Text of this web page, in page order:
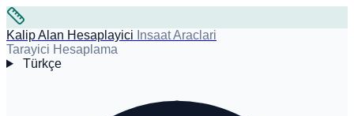
Kalip Alan Hesaplayici Insaat Araclari
Tarayici Hesaplama
Türkçe